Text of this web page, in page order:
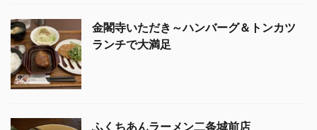
金閣寺いただき～ハンバーグ＆トンカツ
ランチで大満足
ふくちあんラーメン二条城前店